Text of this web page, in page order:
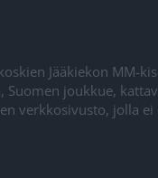
Jääkiekon MM-
joukkue,
verkkosivusto, jolla ei